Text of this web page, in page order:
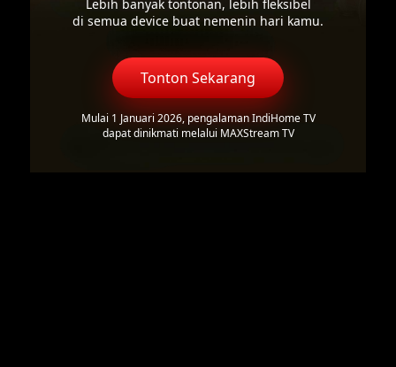
Lebih banyak tontonan, lebih fleksibel
di semua device buat nemenin hari kamu.
Tonton Sekarang
Mulai 1 Januari 2026, pengalaman IndiHome TV
dapat dinikmati melalui MAXStream TV